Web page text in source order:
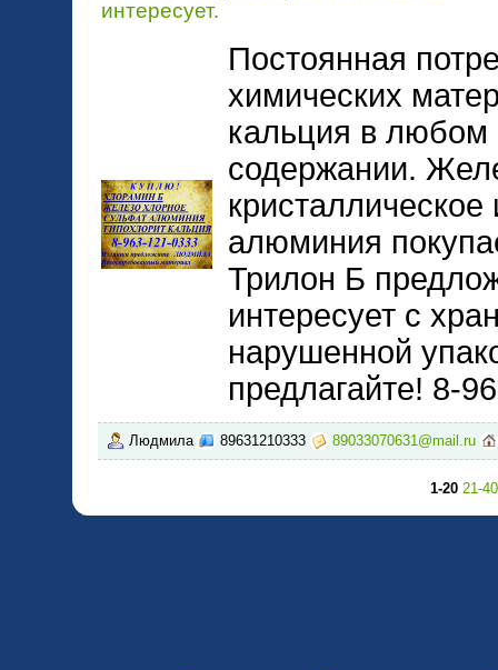
интересует.
Постоянная
химических
кальция в любом
содержании.
алюминия
Трилон Б
интересует с
нарушенной
предлагайте! 8-
Людмила 89631210333 89033070631@mail.ru
1-20 21-40